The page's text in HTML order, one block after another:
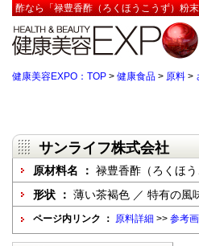
酢なら「禄豊香酢（ろくほうこうず）粉
健康美容EXPO：TOP > 健康食品 > 原料 >
サンライフ株式会社
原材料名 ： 禄豊香酢（ろくほ
形状 ： 薄い茶褐色 ／ 特有の風
ページ内リンク ： 原料詳細 >> 参考